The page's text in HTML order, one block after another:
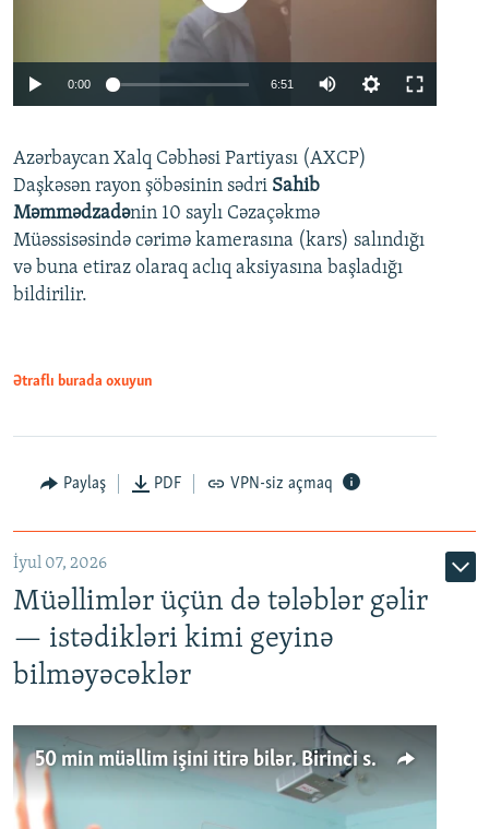
Auto 240p 360p
720p 1080p
0:00 6:51
360p
720p
1080p
Azərbaycan Xalq Cəbhəsi Partiyası (AXCP)
Daşkəsən rayon şöbəsinin sədri Sahib
Məmmədzadənin 10 saylı Cəzaçəkmə
Müəssisəsində cərimə kamerasına (kars) salındığı
və buna etiraz olaraq aclıq aksiyasına başladığı
bildirilir.
Ətraflı burada oxuyun
Paylaş PDF VPN-siz açmaq
İyul 07, 2026
Müəllimlər üçün də tələblər gəlir
— istədikləri kimi geyinə
bilməyəcəklər
50 min müəllim işini itirə bilər. Birinci sinfə gedənlər azalır